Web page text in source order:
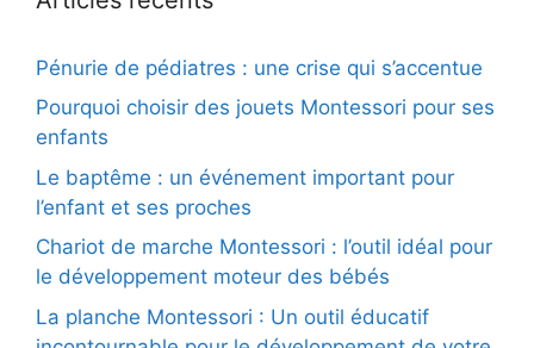
Pénurie de pédiatres : une crise qui s’accentue
Pourquoi choisir des jouets Montessori pour ses
enfants
Le baptême : un événement important pour
l’enfant et ses proches
Chariot de marche Montessori : l’outil idéal pour
le développement moteur des bébés
La planche Montessori : Un outil éducatif